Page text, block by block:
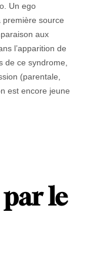
Un ego
source
aux
l’apparition de
de ce syndrome,
(parentale,
est encore jeune
le